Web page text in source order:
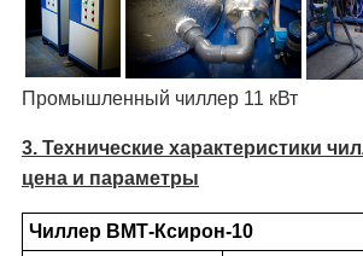
Промышленный чиллер 11 кВт
3. Технические характеристики
цена и параметры
Чиллер ВМТ-Ксирон-10